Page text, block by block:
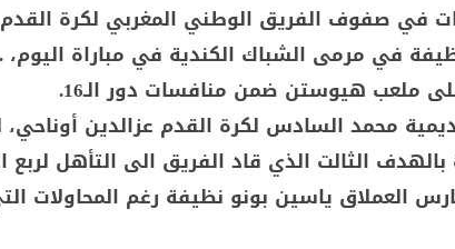
في صفوف الفريق الوطني المغربي لكرة
في مرمى الشباك الكندية في مباراة
ملعب هيوستن ضمن منافسات دور الـ16.
محمد السادس لكرة القدم عزالدين
بالهدف الثالت الذي قاد الفريق الى التأهل لربع
العملاق ياسين بونو نظيفة رغم المحاولات